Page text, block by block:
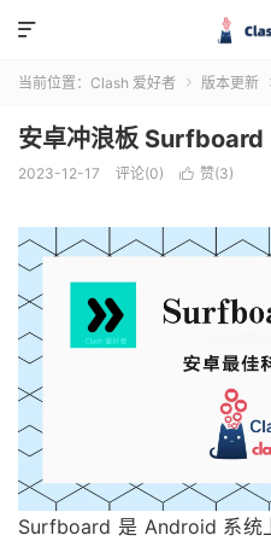

当前位置： Clash 爱好者  版本更新
安卓冲浪板
2023-12-17 评论(0)  赞(3)
Surfboard 是 Android 系统